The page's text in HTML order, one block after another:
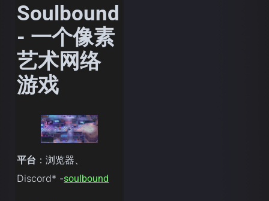
Soulbound
- 一个像素
艺术网络
游戏
平台 ：浏览器、
Discord* -soulbound